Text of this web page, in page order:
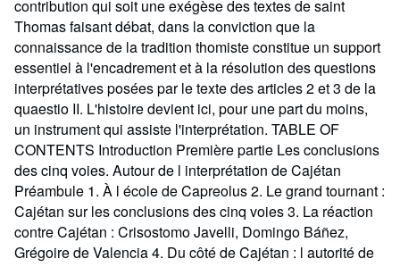
contribution qui soit une exégèse des textes de saint
Thomas faisant débat, dans la conviction que la
connaissance de la tradition thomiste constitue un support
essentiel à l'encadrement et à la résolution des questions
interprétatives posées par le texte des articles 2 et 3 de la
quaestio II. L'histoire devient ici, pour une part du moins,
un instrument qui assiste l'interprétation. TABLE OF
CONTENTS Introduction Première partie Les conclusions
des cinq voies. Autour de l interprétation de Cajétan
Préambule 1. À l école de Capreolus 2. Le grand tournant :
Cajétan sur les conclusions des cinq voies 3. La réaction
contre Cajétan : Crisostomo Javelli, Domingo Báñez,
Grégoire de Valencia 4. Du côté de Cajétan : l autorité de